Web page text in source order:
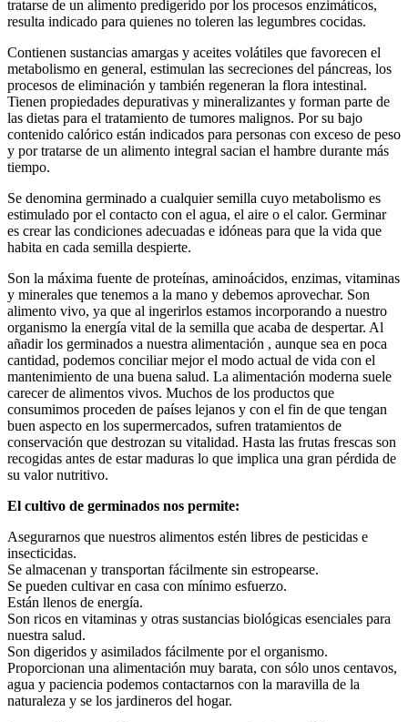
tratarse de un alimento predigerido por los procesos enzimáticos,
resulta indicado para quienes no toleren las legumbres cocidas.
Contienen sustancias amargas y aceites volátiles que favorecen el
metabolismo en general, estimulan las secreciones del páncreas, los
procesos de eliminación y también regeneran la flora intestinal.
Tienen propiedades depurativas y mineralizantes y forman parte de
las dietas para el tratamiento de tumores malignos. Por su bajo
contenido calórico están indicados para personas con exceso de peso
y por tratarse de un alimento integral sacian el hambre durante más
tiempo.
Se denomina germinado a cualquier semilla cuyo metabolismo es
estimulado por el contacto con el agua, el aire o el calor. Germinar
es crear las condiciones adecuadas e idóneas para que la vida que
habita en cada semilla despierte.
Son la máxima fuente de proteínas, aminoácidos, enzimas, vitaminas
y minerales que tenemos a la mano y debemos aprovechar. Son
alimento vivo, ya que al ingerirlos estamos incorporando a nuestro
organismo la energía vital de la semilla que acaba de despertar. Al
añadir los germinados a nuestra alimentación , aunque sea en poca
cantidad, podemos conciliar mejor el modo actual de vida con el
mantenimiento de una buena salud. La alimentación moderna suele
carecer de alimentos vivos. Muchos de los productos que
consumimos proceden de países lejanos y con el fin de que tengan
buen aspecto en los supermercados, sufren tratamientos de
conservación que destrozan su vitalidad. Hasta las frutas frescas son
recogidas antes de estar maduras lo que implica una gran pérdida de
su valor nutritivo.
El cultivo de germinados nos permite:
Asegurarnos que nuestros alimentos estén libres de pesticidas e
insecticidas.
Se almacenan y transportan fácilmente sin estropearse.
Se pueden cultivar en casa con mínimo esfuerzo.
Están llenos de energía.
Son ricos en vitaminas y otras sustancias biológicas esenciales para
nuestra salud.
Son digeridos y asimilados fácilmente por el organismo.
Proporcionan una alimentación muy barata, con sólo unos centavos,
agua y paciencia podemos contactarnos con la maravilla de la
naturaleza y se los jardineros del hogar.